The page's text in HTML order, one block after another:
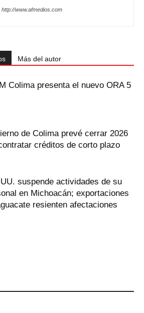
http://www.afmedios.com
Más del autor
Colima presenta el nuevo ORA 5
de Colima prevé cerrar 2026
créditos de corto plazo
suspende actividades de su
en Michoacán; exportaciones
resienten afectaciones